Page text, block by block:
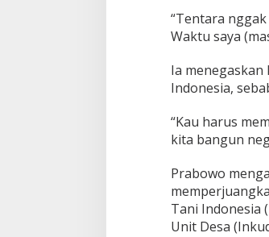
e
g
r
a
“Tentara
Waktu saya
Ia
Indonesia,
“Kau harus
kita bangun
Prabowo
Tani Indonesia
Unit Desa